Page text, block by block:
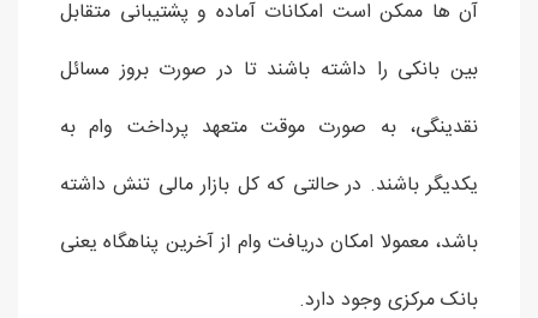
آن ها ممکن است امکانات آماده و پشتیبانی متقابل
بین بانکی را داشته باشند تا در صورت بروز مسائل
نقدینگی، به صورت موقت متعهد پرداخت وام به
یکدیگر باشند. در حالتی که کل بازار مالی تنش داشته
باشد، معمولا امکان دریافت وام از آخرین پناهگاه یعنی
بانک مرکزی وجود دارد.